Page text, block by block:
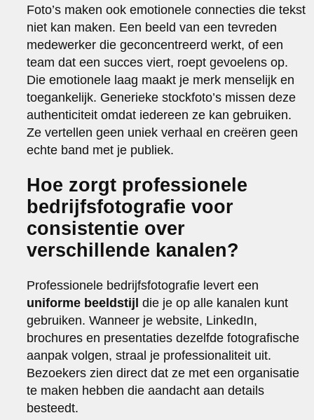
Foto’s maken ook emotionele connecties die tekst
niet kan maken. Een beeld van een tevreden
medewerker die geconcentreerd werkt, of een
team dat een succes viert, roept gevoelens op.
Die emotionele laag maakt je merk menselijk en
toegankelijk. Generieke stockfoto’s missen deze
authenticiteit omdat iedereen ze kan gebruiken.
Ze vertellen geen uniek verhaal en creëren geen
echte band met je publiek.
Hoe zorgt professionele
bedrijfsfotografie voor
consistentie over
verschillende kanalen?
Professionele bedrijfsfotografie levert een
uniforme beeldstijl die je op alle kanalen kunt
gebruiken. Wanneer je website, LinkedIn,
brochures en presentaties dezelfde fotografische
aanpak volgen, straal je professionaliteit uit.
Bezoekers zien direct dat ze met een organisatie
te maken hebben die aandacht aan details
besteedt.